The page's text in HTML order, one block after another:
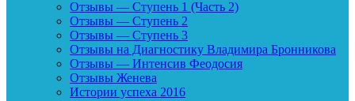
Отзывы — Ступень 1 (Часть 2)
Отзывы — Ступень 2
Отзывы — Ступень 3
Отзывы на Диагностику Владимира Бронникова
Отзывы — Интенсив Феодосия
Отзывы Женева
Истории успеха 2016